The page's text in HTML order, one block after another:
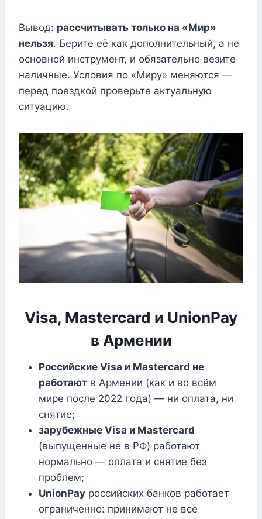
Вывод: рассчитывать только на «Мир»
нельзя. Берите её как дополнительный, а не
основной инструмент, и обязательно везите
наличные. Условия по «Миру» меняются —
перед поездкой проверьте актуальную
ситуацию.
Visa, Mastercard и UnionPay
в Армении
Российские Visa и Mastercard не
работают в Армении (как и во всём
мире после 2022 года) — ни оплата, ни
снятие;
зарубежные Visa и Mastercard
(выпущенные не в РФ) работают
нормально — оплата и снятие без
проблем;
UnionPay российских банков работает
ограниченно: принимают не все